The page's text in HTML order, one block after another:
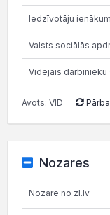
Iedzīvotāju
Valsts sociālās
Vidējais darbinieku
Avots: VID
Nozares
Nozare no zl.lv